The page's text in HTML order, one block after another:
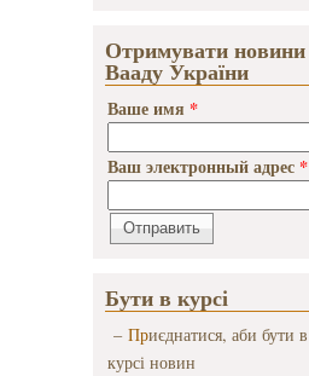
Отримувати новини
Вааду України
Ваше имя *
Ваш электронный адрес *
Бути в курсі
– Приєднатися, аби бути в
курсі новин